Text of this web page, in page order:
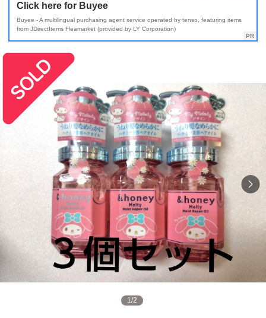
Click here for Buyee
Buyee - A multilingual purchasing agent service operated by tenso, featuring items
from JDirectItems Fleamarket (provided by LY Corporation)
1/2